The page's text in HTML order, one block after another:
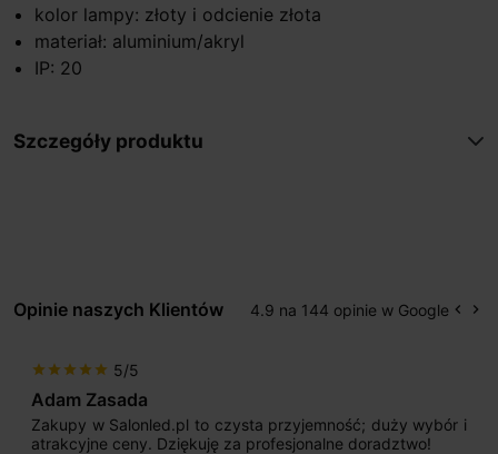
kolor lampy: złoty i odcienie złota
materiał: aluminium/akryl
IP: 20
Szczegóły produktu
Opinie naszych Klientów 4.9 na 144 opinie w Google keyboard_arrow_left keyboard_arrow_right
star star star star star 5/5
Adam Zasada
Zakupy w Salonled.pl to czysta przyjemność; duży wybór i
atrakcyjne ceny. Dziękuję za profesjonalne doradztwo!